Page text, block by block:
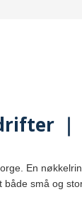
｜
En
små og